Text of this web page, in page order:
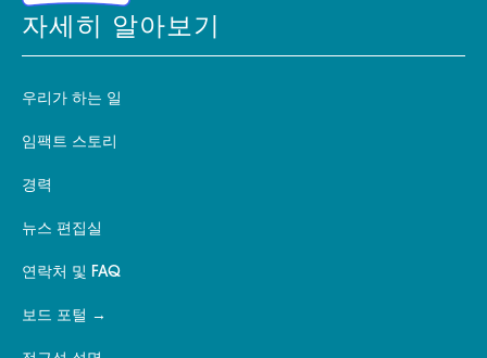
자세히 알아보기
우리가 하는 일
임팩트 스토리
경력
뉴스 편집실
연락처 및 FAQ
보드 포털